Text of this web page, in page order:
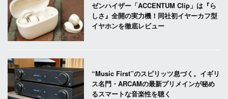
ゼンハイザー「ACCENTUM Clip」は『ら
しさ』全開の実力機！同社初イヤーカフ型
イヤホンを徹底レビュー
“Music First”のスピリッツ息づく。イギリ
ス名門・ARCAMの最新プリメインが秘め
るスマートな音楽性を聴く